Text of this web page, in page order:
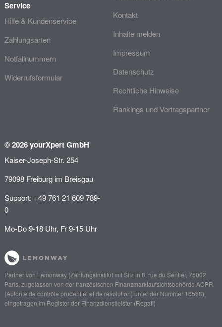
Service
Hilfe & Kundenservice
Zahlungsarten
Notfallnummern
Widerrufsformular
Kontakt
Inhalte melden
Impressum
Datenschutz
Rechtliche Hinweise
Rankings und Vertragspartner
© 2026 yourXpert GmbH
Kaiser-Joseph-Str. 254
79098 Freiburg im Breisgau
Support: +49 761 21 609 789-
0
Mo-Do 9-18 Uhr, Fr 9-15 Uhr
Partner von Lemonway(Zahlungsinstitut mit Sitz in 8, rue du Sentier, 75002
Paris, zugelassen von der französischen Finanzmarktaufsichtsbehörde ACPR
(Autorité de contrôle prudentiel et de résolution) unter der Nummer 16568),
eingetragen im Register der Finanzdienstleister (Regafi)